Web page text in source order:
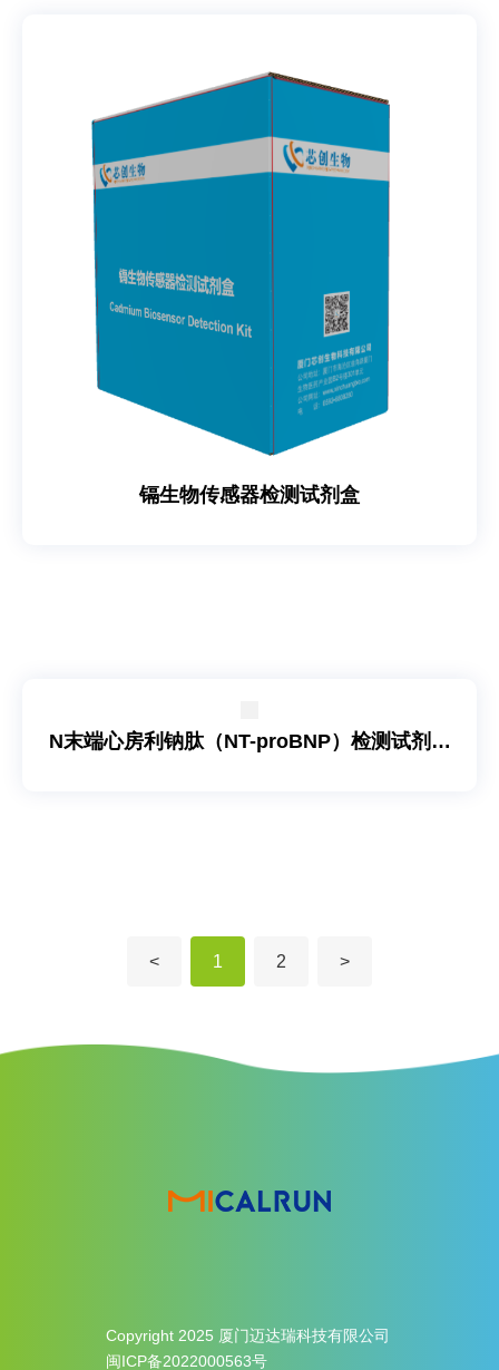
镉生物传感器检测试剂盒
N末端心房利钠肽（NT-proBNP）检测试剂盒
< 1 2 >
Copyright 2025 厦门迈达瑞科技有限公司
闽ICP备2022000563号